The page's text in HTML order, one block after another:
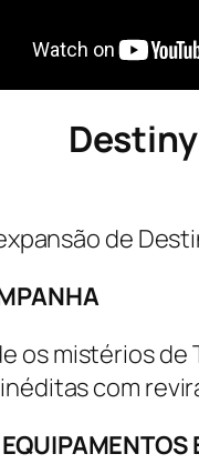
de
os mistérios de
com